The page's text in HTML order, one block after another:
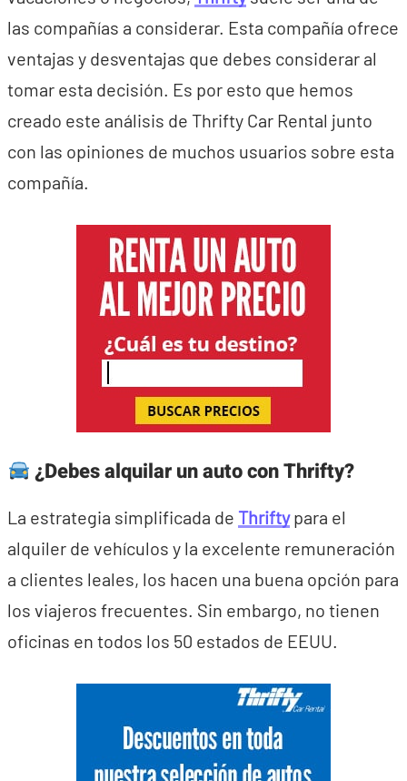
las compañías a considerar. Esta compañía ofrece
ventajas y desventajas que debes considerar al
tomar esta decisión. Es por esto que hemos
creado este análisis de Thrifty Car Rental junto
con las opiniones de muchos usuarios sobre esta
compañía.
¿Debes alquilar un auto con Thrifty?
La estrategia simplificada de Thriftypara el
alquiler de vehículos y la excelente remuneración
a clientes leales, los hacen una buena opción para
los viajeros frecuentes. Sin embargo, no tienen
oficinas en todos los 50 estados de EEUU.